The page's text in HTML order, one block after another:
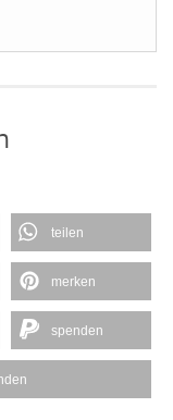
teilen
merken
spenden